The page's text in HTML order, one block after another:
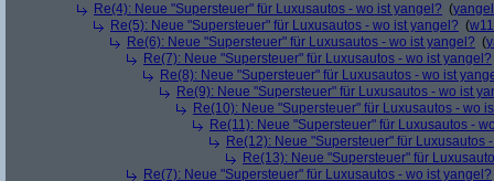
Re(4): Neue "Supersteuer" für Luxusautos - wo ist yangel? (yangel
Re(5): Neue "Supersteuer" für Luxusautos - wo ist yangel? (
Re(6): Neue "Supersteuer" für Luxusautos - wo ist yangel? (
Re(7): Neue "Supersteuer" für Luxusautos - wo ist yangel?
Re(8): Neue "Supersteuer" für Luxusautos - wo ist
Re(9): Neue "Supersteuer" für Luxusautos - wo ist
Re(10): Neue "Supersteuer" für Luxusautos - wo
Re(11): Neue "Supersteuer" für Luxusautos -
Re(12): Neue "Supersteuer" für Luxusautos
Re(13): Neue "Supersteuer" für
Re(7): Neue "Supersteuer" für Luxusautos - wo ist yangel?